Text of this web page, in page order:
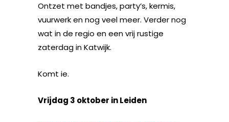
Ontzet met bandjes, party’s, kermis,
vuurwerk en nog veel meer. Verder nog
wat in de regio en een vrij rustige
zaterdag in Katwijk.
Komt ie.
Vrijdag 3 oktober in Leiden